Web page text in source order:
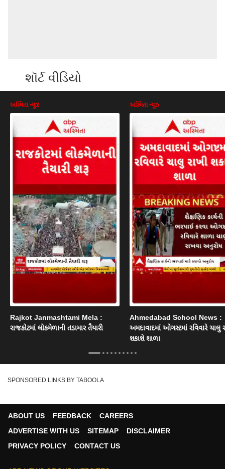
શૉર્ટ વીડિયો
અસ્મિતા ન્યૂઝ
Rajkot Janmashtami Mela :
રાજકોટમાં લોકમેળાની તડામાર તૈયારી
અસ્મિતા ન્યૂઝ
Ahmedabad School News :
અમદાવાદમાં ઓગસ્ટમાં રવિવારે ચાલુ
શકાશે શાળા
SPONSORED LINKS BY TABOOLA
ABOUT US FEEDBACK
CAREERS
ADVERTISE WITH US
SITEMAP
DISCLAIMER
PRIVACY POLICY
CONTACT US